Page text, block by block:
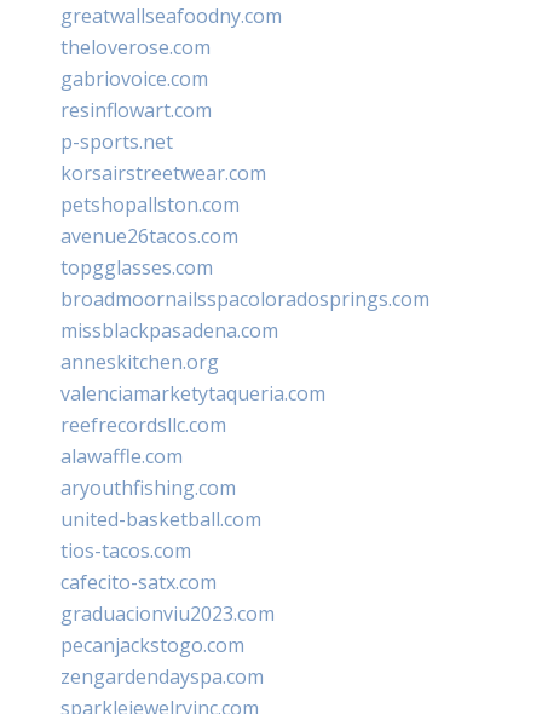
greatwallseafoodny.com
theloverose.com
gabriovoice.com
resinflowart.com
p-sports.net
korsairstreetwear.com
petshopallston.com
avenue26tacos.com
topgglasses.com
broadmoornailsspacoloradosprings.com
missblackpasadena.com
anneskitchen.org
valenciamarketytaqueria.com
reefrecordsllc.com
alawaffle.com
aryouthfishing.com
united-basketball.com
tios-tacos.com
cafecito-satx.com
graduacionviu2023.com
pecanjackstogo.com
zengardendayspa.com
sparklejewelryinc.com